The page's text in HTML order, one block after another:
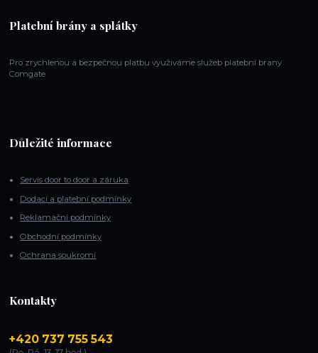
Platební brány a splátky
Pro zrychlenou a bezpečnou platbu využiváme služeb platební brany
Comgate
Důležité informace
Servis door to door a záruka
Dodací a platební podmínky
Reklamační podmínky
Obchodní podmínky
Ochrana soukromí
Kontakty
+420 737 755 543